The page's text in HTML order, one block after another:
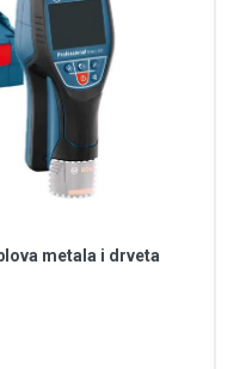
metala i drveta